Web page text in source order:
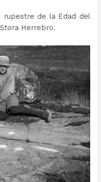
rupestre de la Edad del
Herrebro.